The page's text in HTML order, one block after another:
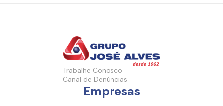
Trabalhe Conosco
Canal de Denúncias
Empresas